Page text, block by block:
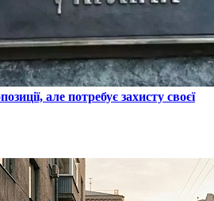
але потребує захисту своєї